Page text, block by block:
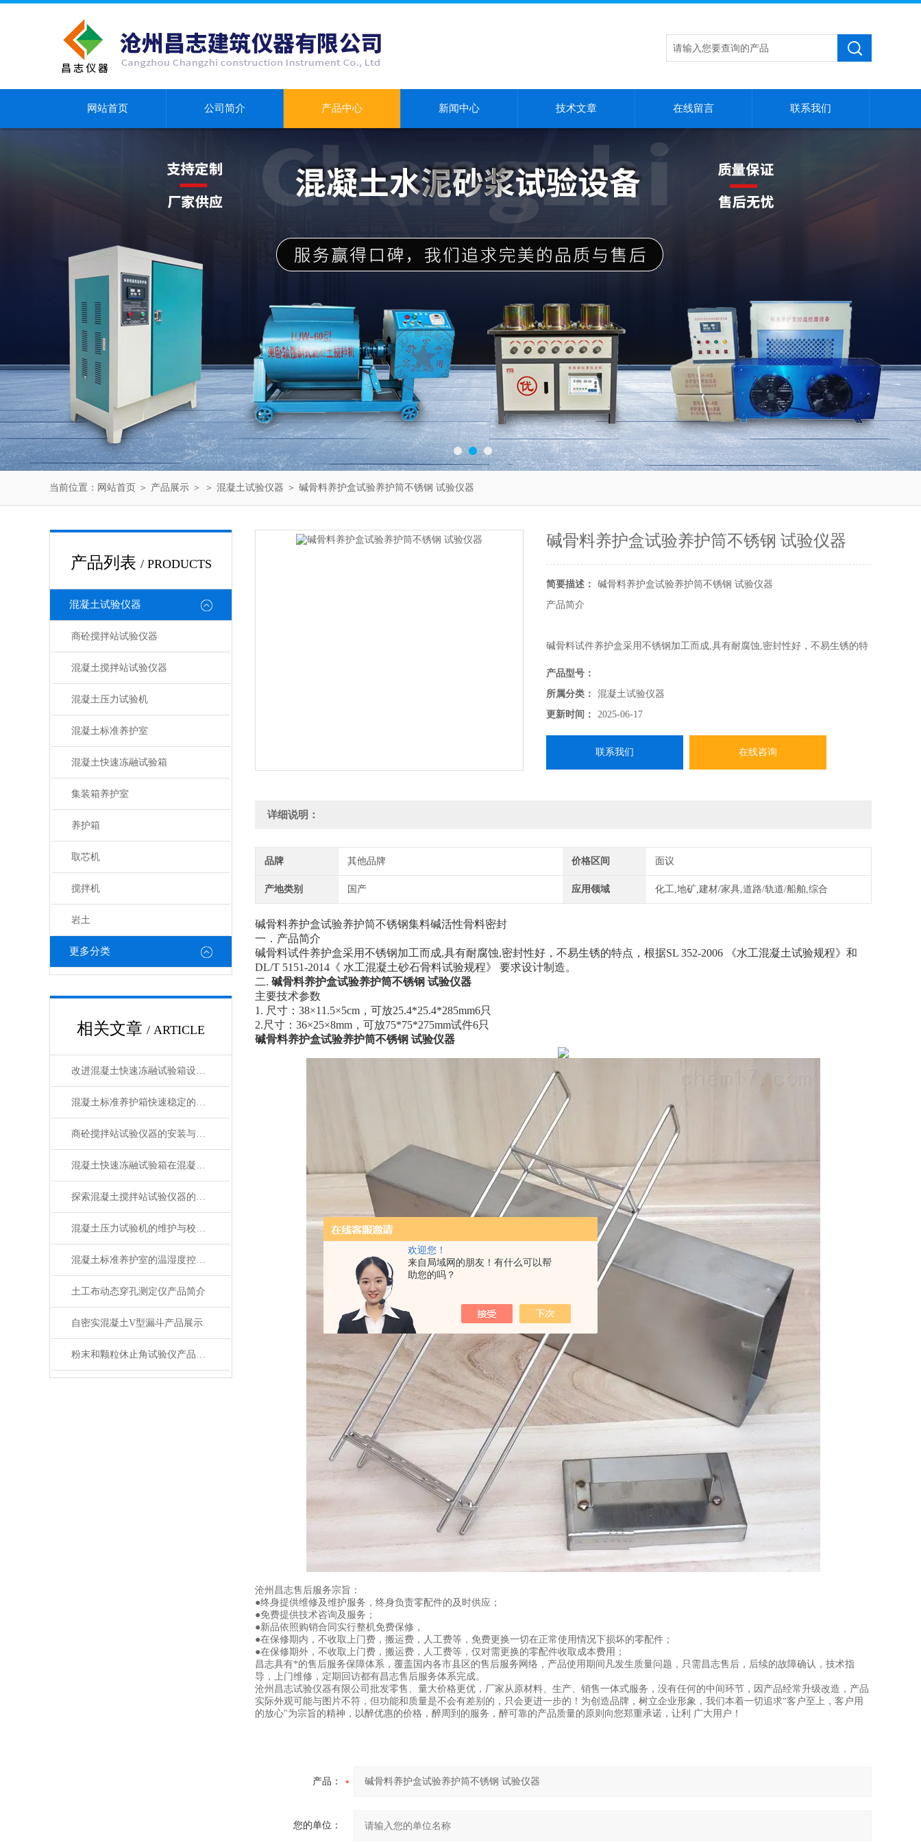
欢迎您！
来自局域网的朋友！有什么可以帮
助您的吗？
网站首页 公司简介 产品中心 新闻中心 技术文章 在线留言 联系我们
当前位置： 网站首页 ＞ 产品展示 ＞ ＞ 混凝土试验仪器 ＞ 碱骨料养护盒试验养护筒不锈钢 试验仪器
产品列表 / PRODUCTS
混凝土试验仪器
商砼搅拌站试验仪器
混凝土搅拌站试验仪器
混凝土压力试验机
混凝土标准养护室
混凝土快速冻融试验箱
集装箱养护室
养护箱
取芯机
搅拌机
岩土
更多分类
相关文章 / ARTICLE
改进混凝土快速冻融试验箱设计以增强其性能的方法
混凝土标准养护箱快速稳定的温湿度调节，确保标准化养护
商砼搅拌站试验仪器的安装与操作技巧
混凝土快速冻融试验箱在混凝土行业中的重要作用与应用领域说明
探索混凝土搅拌站试验仪器的种类与功能
混凝土压力试验机的维护与校准方法是怎样的？
混凝土标准养护室的温湿度控制技术详解
土工布动态穿孔测定仪产品简介
自密实混凝土V型漏斗产品展示
粉末和颗粒休止角试验仪产品展示
碱骨料养护盒试验养护筒不锈钢 试验仪器
简要描述：
碱骨料养护盒试验养护筒不锈钢 试验仪器
产品简介
碱骨料试件养护盒采用不锈钢加工而成,具有耐腐蚀,密封性好，不易生锈的特
点，根据SL 352-2006 《水工混凝土试验规程》和DL/T 5151-2014《 水工混凝
土砂石骨料试验规程》 要求设计制造
产品型号：
所属分类：
混凝土试验仪器
更新时间：
2025-06-17
联系我们 在线咨询
详细说明：
品牌 其他品牌 价格区间 面议
产地类别 国产 应用领域 化工,地矿,建材/家具,道路/轨道/船舶,综合
碱骨料养护盒试验养护筒不锈钢集料碱活性骨料密封
一． 产品简介
碱骨料试件养护盒采用不锈钢加工而成,具有耐腐蚀,密封性好，不易生锈的特点，根据SL 352-2006 《水工混凝土试验规程》和
DL/T 5151-2014《 水工混凝土砂石骨料试验规程》 要求设计制造。
二. 碱骨料养护盒试验养护筒不锈钢 试验仪器
主要技术参数
1. 尺寸： 38×11.5×5cm，可放25.4*25.4*285mm6只
2.尺寸：36×25×8mm，可放75*75*275mm试件6只
碱骨料养护盒试验养护筒不锈钢 试验仪器
沧州昌志售后服务宗旨：
●终身提供维修及维护服务，终身负责零配件的及时供应；
●免费提供技术咨询及服务；
●新品依照购销合同实行整机免费保修，
●在保修期内，不收取上门费，搬运费，人工费等，免费更换一切在正常使用情况下损坏的零配件；
●在保修期外，不收取上门费，搬运费，人工费等，仅对需更换的零配件收取成本费用；
昌志具有*的售后服务保障体系，覆盖国内各市县区的售后服务网络，产品使用期间凡发生质量问题，只需昌志售后，后续的故障确认，技术指
导，上门维修，定期回访都有昌志售后服务体系完成。
沧州昌志试验仪器有限公司批发零售、量大价格更优，厂家从原材料、生产、销售一体式服务，没有任何的中间环节，因产品经常升级改造，产品
实际外观可能与图片不符，但功能和质量是不会有差别的，只会更进一步的！为创造品牌，树立企业形象，我们本着一切追求“客户至上，客户用
的放心"为宗旨的精神，以醉优惠的价格，醉周到的服务，醉可靠的产品质量的原则向您郑重承诺，让利 广大用户！
产品：
您的单位：